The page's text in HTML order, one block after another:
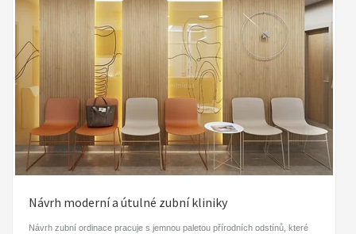
Návrh moderní a útulné zubní kliniky
Návrh zubní ordinace pracuje s jemnou paletou přírodních odstínů, které